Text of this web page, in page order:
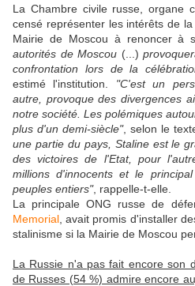
La Chambre civile russe, organe
censé représenter les intérêts de
Mairie de Moscou à renoncer à
autorités de Moscou (...)
confrontation lors de la
estimé l'institution. "C'est un
autre, provoque des divergences
notre société. Les polémiques
plus d'un demi-siècle", selon le
une partie du pays, Staline est le
des victoires de l'Etat, pour
millions d'innocents et le
peuples entiers", rappelle-t-elle.
La principale ONG russe de
Memorial , avait promis d'installer
stalinisme si la Mairie de Moscou
La Russie n'a pas fait encore son
de Russes (54 %) admire encore